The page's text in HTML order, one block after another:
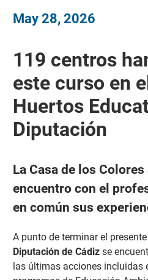
May 28, 2026
119 centros
este curso en
Huertos
Diputación
La Casa de los Colores
encuentro con el
en común sus
A punto de terminar el
Diputación de Cádizse
las últimas acciones incluidas